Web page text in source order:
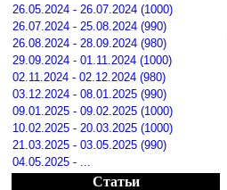
26.05.2024 - 26.07.2024 (1000)
26.07.2024 - 25.08.2024 (990)
26.08.2024 - 28.09.2024 (980)
29.09.2024 - 01.11.2024 (1000)
02.11.2024 - 02.12.2024 (980)
03.12.2024 - 08.01.2025 (990)
09.01.2025 - 09.02.2025 (1000)
10.02.2025 - 20.03.2025 (1000)
21.03.2025 - 03.05.2025 (990)
04.05.2025 - ...
Статьи